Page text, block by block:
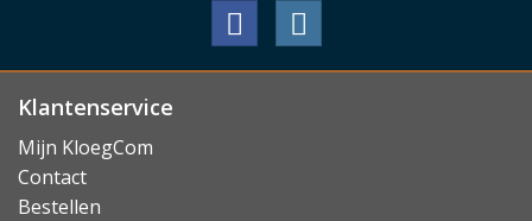
Klantenservice
Mijn KloegCom
Contact
Bestellen